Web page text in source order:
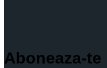
Aboneaza-